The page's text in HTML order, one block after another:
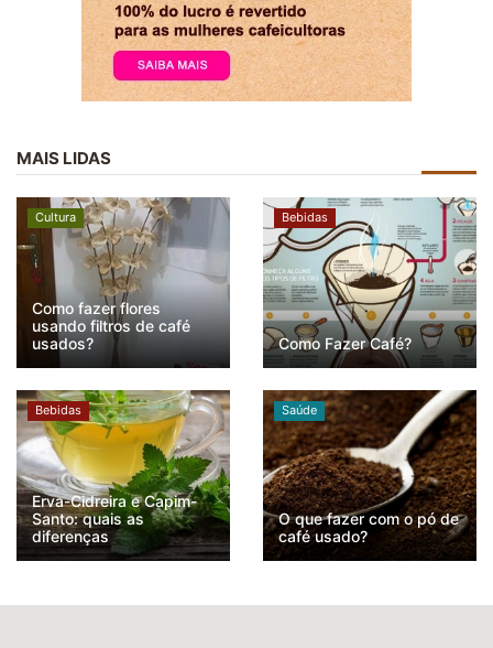
MAIS LIDAS
Cultura
Como fazer flores
usando filtros de café
usados?
Bebidas
Como Fazer Café?
Bebidas
Erva-Cidreira e Capim-
Santo: quais as
diferenças
Saúde
O que fazer com o pó de
café usado?